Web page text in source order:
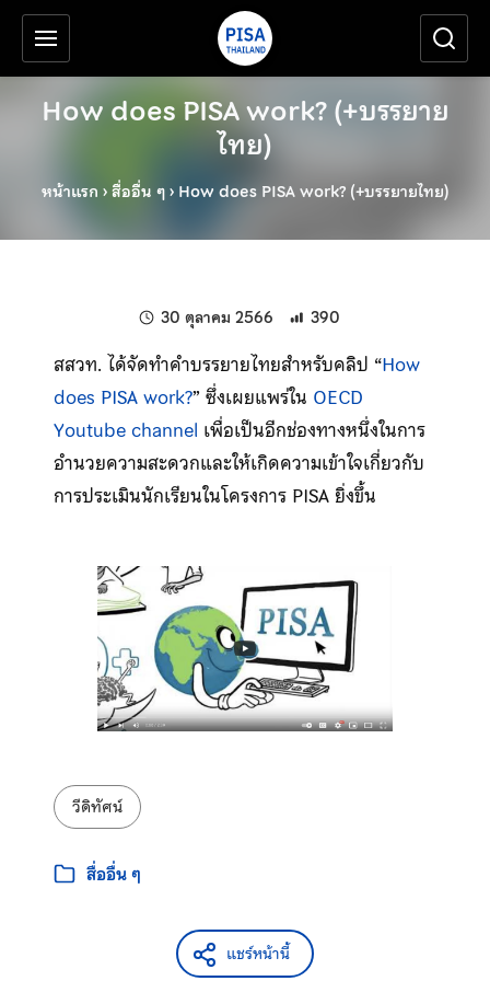
ข้ามไปยังเนื้อหาหลัก
เครื่องมือช่วยเหลือ
How does PISA work? (+บรรยาย
ไทย)
หน้าแรก ›สื่ออื่น ๆ› How does PISA work? (+บรรยายไทย)
30 ตุลาคม 2566 แก้ไขล่าสุดเมื่อ:
390
สสวท. ได้จัดทำคำบรรยายไทยสำหรับคลิป “How
does PISA work?” ซึ่งเผยแพร่ใน OECD
Youtube channel เพื่อเป็นอีกช่องทางหนึ่งในการ
อำนวยความสะดวกและให้เกิดความเข้าใจเกี่ยวกับ
การประเมินนักเรียนในโครงการ PISA ยิ่งขึ้น
ป้ายกำกับ:
วีดิทัศน์
หมวดหมู่:
สื่ออื่น ๆ
แชร์หน้านี้